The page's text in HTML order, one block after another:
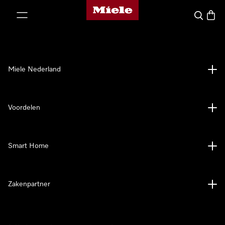
Homepage van Miele
Wat zoek
Miele Nederland
Voordelen
Smart Home
Zakenpartner